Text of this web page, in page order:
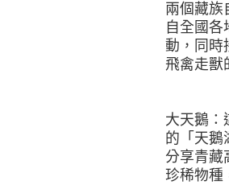
兩個藏族
自全國
動，同時
飛禽走獸
大天鵝：
的「天鵝
分享青藏
珍稀物種